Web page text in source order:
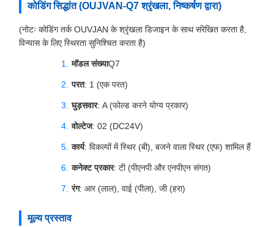
कोडिंग सिद्धांत (OUJVAN-Q7 श्रृंखला, निष्कर्षण द्वारा)
(नोटः कोडिंग तर्क OUVJAN के श्रृंखला डिजाइन के साथ संरेखित करता है,
विन्यास के लिए स्थिरता सुनिश्चित करता है)
मॉडल संख्याQ7
परत: 1 (एक परत)
घुड़सवार: A (फोल्ड करने योग्य प्रकार)
वोल्टेज: 02 (DC24V)
कार्य: विकल्पों में स्थिर (बी), बजने वाला स्थिर (एफ) शामिल हैं
कनेक्ट प्रकार: टी (पीएनपी और एनपीएन संगत)
रंग: आर (लाल), वाई (पीला), जी (हरा)
मूल्य प्रस्ताव